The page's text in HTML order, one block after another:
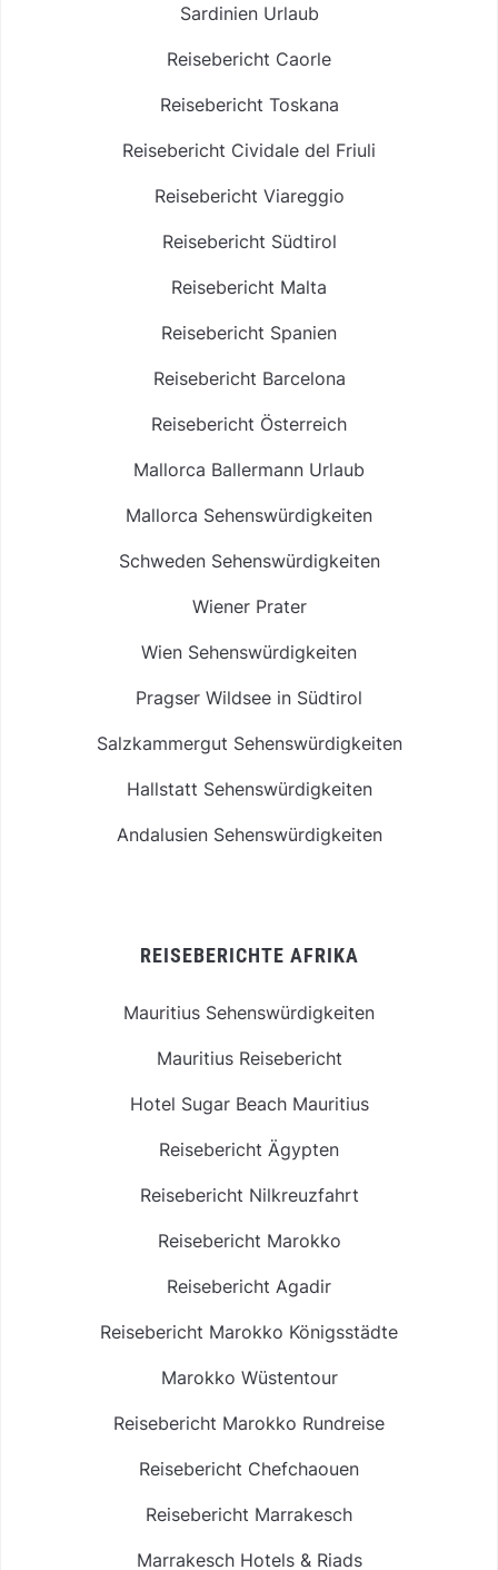
Sardinien Urlaub
Reisebericht Caorle
Reisebericht Toskana
Reisebericht Cividale del Friuli
Reisebericht Viareggio
Reisebericht Südtirol
Reisebericht Malta
Reisebericht Spanien
Reisebericht Barcelona
Reisebericht Österreich
Mallorca Ballermann Urlaub
Mallorca Sehenswürdigkeiten
Schweden Sehenswürdigkeiten
Wiener Prater
Wien Sehenswürdigkeiten
Pragser Wildsee in Südtirol
Salzkammergut Sehenswürdigkeiten
Hallstatt Sehenswürdigkeiten
Andalusien Sehenswürdigkeiten
REISEBERICHTE AFRIKA
Mauritius Sehenswürdigkeiten
Mauritius Reisebericht
Hotel Sugar Beach Mauritius
Reisebericht Ägypten
Reisebericht Nilkreuzfahrt
Reisebericht Marokko
Reisebericht Agadir
Reisebericht Marokko Königsstädte
Marokko Wüstentour
Reisebericht Marokko Rundreise
Reisebericht Chefchaouen
Reisebericht Marrakesch
Marrakesch Hotels & Riads